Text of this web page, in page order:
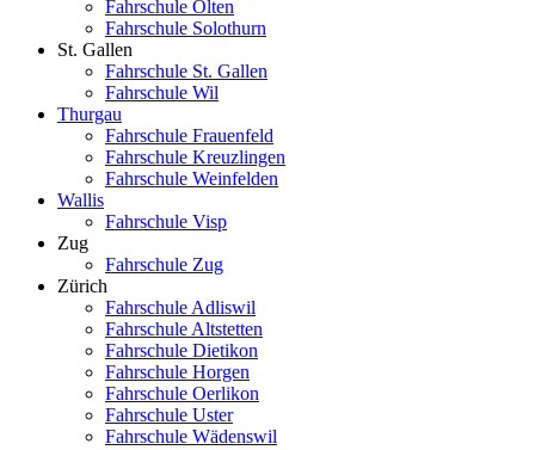
Fahrschule Olten
Fahrschule Solothurn
St. Gallen
Fahrschule St. Gallen
Fahrschule Wil
Thurgau
Fahrschule Frauenfeld
Fahrschule Kreuzlingen
Fahrschule Weinfelden
Wallis
Fahrschule Visp
Zug
Fahrschule Zug
Zürich
Fahrschule Adliswil
Fahrschule Altstetten
Fahrschule Dietikon
Fahrschule Horgen
Fahrschule Oerlikon
Fahrschule Uster
Fahrschule Wädenswil